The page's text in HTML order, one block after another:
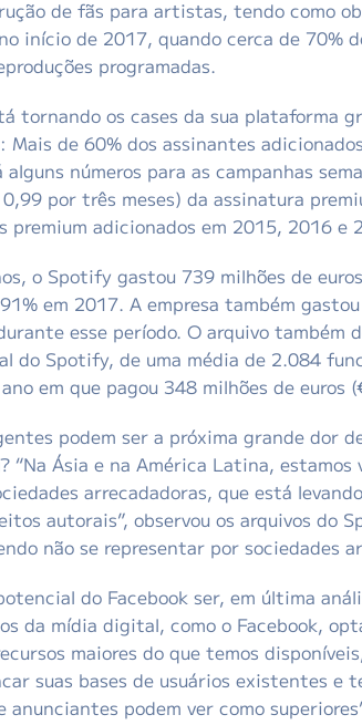
de fãs para artistas, tendo como
início de 2017, quando cerca de 70%
programadas.
tornando os cases da sua plataforma
Mais de 60% dos assinantes
números para as campanhas
por três meses) da assinatura
premium adicionados em 2015, 2016 e
o Spotify gastou 739 milhões de
em 2017. A empresa também
esse período. O arquivo também
do Spotify, de uma média de 2.084
em que pagou 348 milhões de euros
podem ser a próxima grande dor
“Na Ásia e na América Latina,
arrecadadoras, que está
autorais”, observou os arquivos do
não se representar por sociedades
do Facebook ser, em última
da mídia digital, como o Facebook,
maiores do que temos
suas bases de usuários existentes e
anunciantes podem ver como